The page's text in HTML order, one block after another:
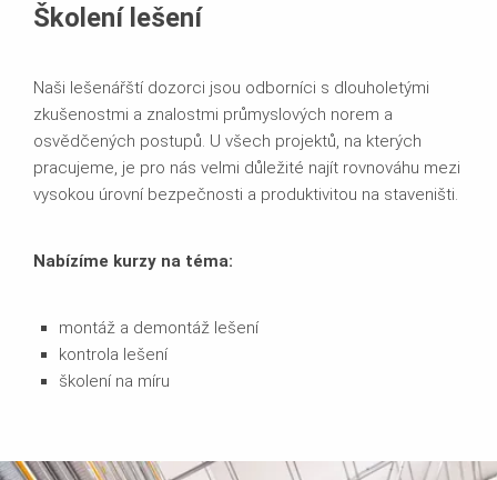
Školení lešení
Naši lešenářští dozorci jsou odborníci s dlouholetými
zkušenostmi a znalostmi průmyslových norem a
osvědčených postupů. U všech projektů, na kterých
pracujeme, je pro nás velmi důležité najít rovnováhu mezi
vysokou úrovní bezpečnosti a produktivitou na staveništi.
Nabízíme kurzy na téma:
montáž a demontáž lešení
kontrola lešení
školení na míru